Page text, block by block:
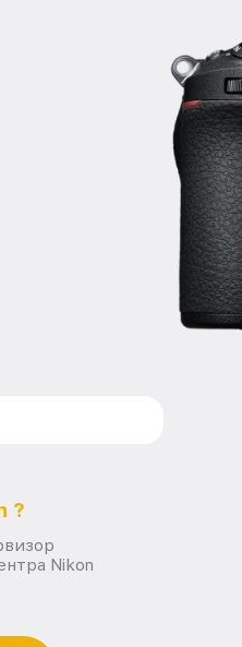
?
Nikon